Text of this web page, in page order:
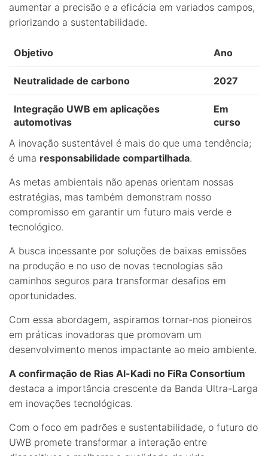
aumentar a precisão e a eficácia em variados campos,
priorizando a sustentabilidade.
Objetivo Ano
Neutralidade de carbono 2027
Integração UWB em aplicações
automotivas
Em
curso
A inovação sustentável é mais do que uma tendência;
é uma responsabilidade compartilhada.
As metas ambientais não apenas orientam nossas
estratégias, mas também demonstram nosso
compromisso em garantir um futuro mais verde e
tecnológico.
A busca incessante por soluções de baixas emissões
na produção e no uso de novas tecnologias são
caminhos seguros para transformar desafios em
oportunidades.
Com essa abordagem, aspiramos tornar-nos pioneiros
em práticas inovadoras que promovam um
desenvolvimento menos impactante ao meio ambiente.
A confirmação de Rias Al-Kadi no FiRa Consortium
destaca a importância crescente da Banda Ultra-Larga
em inovações tecnológicas.
Com o foco em padrões e sustentabilidade, o futuro do
UWB promete transformar a interação entre